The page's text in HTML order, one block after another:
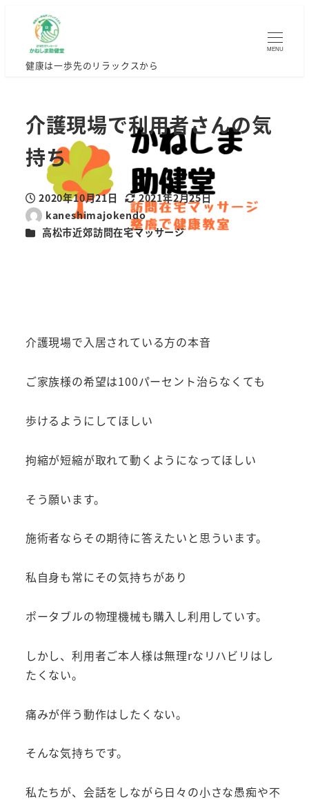
健康は一歩先のリラックスから
MENU
介護現場で利用者さんの気
持ち
投稿日
2020年10月21日
更新日
2021年2月25日
著
者
kaneshimajokendo
カテゴリー
高松市近郊訪問在宅マッサージ
介護現場で入居されている方の本音
ご家族様の希望は100パーセント治らなくても
歩けるようにしてほしい
拘縮が短縮が取れて動くようになってほしい
そう願います。
施術者ならその期待に答えたいと思ういます。
私自身も常にその気持ちがあり
ポータブルの物理機械も購入し利用していす。
しかし、利用者ご本人様は無理rなリハビリはし
たくない。
痛みが伴う動作はしたくない。
そんな気持ちです。
私たちが、会話をしながら日々の小さな愚痴や不